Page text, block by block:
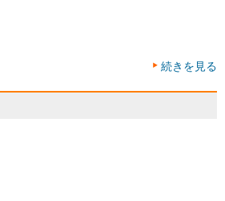
続きを見る